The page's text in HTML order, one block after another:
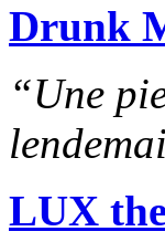
Drunk
“Une
LUX